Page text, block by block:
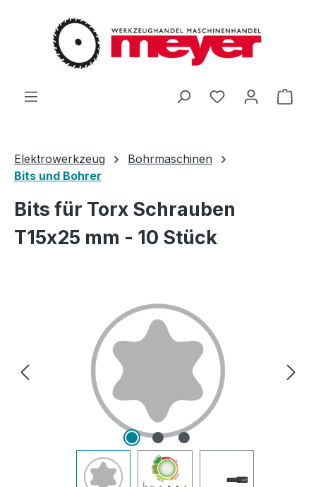
Zum Hauptinhalt springen
Du hast 0
Elektrowerkzeug
Bohrmaschinen
Bits und Bohrer
Bits für Torx Schrauben
T15x25 mm - 10 Stück